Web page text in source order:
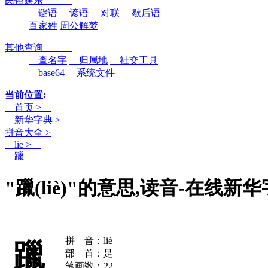
谜语
谚语 对联
歇后语
百家姓 周公解梦
其他查询
查名字
归属地
社交工具
base64
系统文件
当前位置:
首页 >
新华字典 >
拼音大全 >
lie >
躐
"躐(liè)"的意思,读音-在线新华
躐
拼 音：liè
部 首：足
笔画数：22